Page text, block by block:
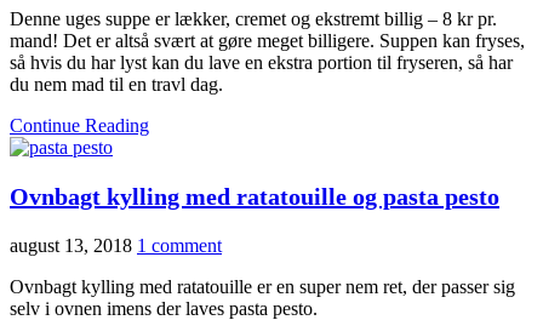
Denne uges suppe er lækker, cremet og ekstremt billig – 8 kr pr.
mand! Det er altså svært at gøre meget billigere. Suppen kan fryses,
så hvis du har lyst kan du lave en ekstra portion til fryseren, så har
du nem mad til en travl dag.
Continue Reading
Ovnbagt kylling med ratatouille og pasta pesto
august 13, 2018 1 comment
Ovnbagt kylling med ratatouille er en super nem ret, der passer sig
selv i ovnen imens der laves pasta pesto.